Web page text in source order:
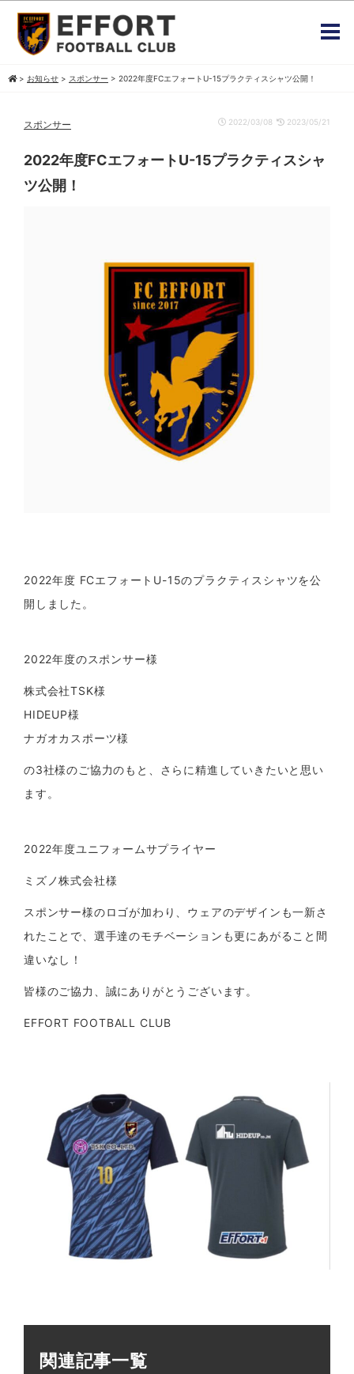
> お知らせ > スポンサー > 2022年度FCエフォートU-15プラクティスシャツ公開！
スポンサー 2022/03/08 2023/05/21
2022年度FCエフォートU-15プラクティスシャ
ツ公開！
2022年度 FCエフォートU-15のプラクティスシャツを公
開しました。
2022年度のスポンサー様
株式会社TSK様
HIDEUP様
ナガオカスポーツ様
の3社様のご協力のもと、さらに精進していきたいと思い
ます。
2022年度ユニフォームサプライヤー
ミズノ株式会社様
スポンサー様のロゴが加わり、ウェアのデザインも一新さ
れたことで、選手達のモチベーションも更にあがること間
違いなし！
皆様のご協力、誠にありがとうございます。
EFFORT FOOTBALL CLUB
関連記事一覧